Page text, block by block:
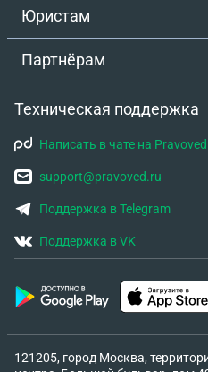
Юристам
Партнёрам
Техническая поддержка
Написать в чате на
support@pravoved.ru
Поддержка в Telegram
Поддержка в VK
121205, город Москва,